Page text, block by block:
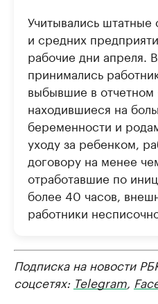
Учитывались штатные
и средних
рабочие дни апреля.
принимались
выбывшие в отчетном
находившиеся на
беременности и
уходу за ребенком,
договору на менее
отработавшие по
более 40 часов,
работники
Подписка на новости
соцсетях: Telegram,